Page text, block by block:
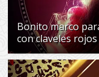
Bonito marco
con claveles rojos